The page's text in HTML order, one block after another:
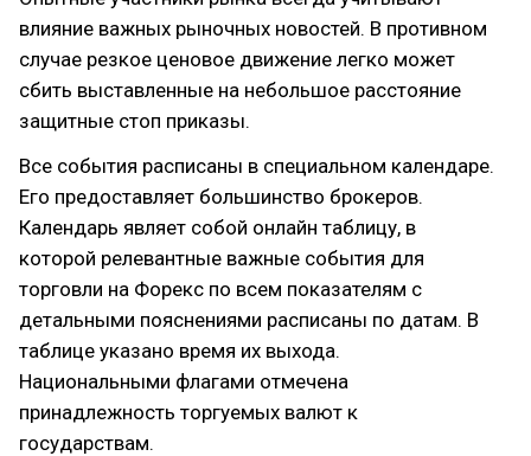
влияние важных рыночных новостей. В противном
случае резкое ценовое движение легко может
сбить выставленные на небольшое расстояние
защитные стоп приказы.
Все события расписаны в специальном календаре.
Его предоставляет большинство брокеров.
Календарь являет собой онлайн таблицу, в
которой релевантные важные события для
торговли на Форекс по всем показателям с
детальными пояснениями расписаны по датам. В
таблице указано время их выхода.
Национальными флагами отмечена
принадлежность торгуемых валют к
государствам.